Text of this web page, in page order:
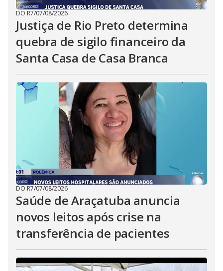
DO R7/07/08/2026
Justiça de Rio Preto determina
quebra de sigilo financeiro da
Santa Casa de Casa Branca
DO R7/07/08/2026
Saúde de Araçatuba anuncia
novos leitos após crise na
transferência de pacientes